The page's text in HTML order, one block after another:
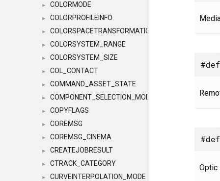
► COLORMODE
► COLORPROFILEINFO
► COLORSPACETRANSFORMATION
► COLORSYSTEM_RANGE
► COLORSYSTEM_SIZE
► COL_CONTACT
► COMMAND_ASSET_STATE
► COMPONENT_SELECTION_MODES
► COPYFLAGS
► COREMSG
► COREMSG_CINEMA
► CREATEJOBRESULT
► CTRACK_CATEGORY
► CURVEINTERPOLATION_MODE
Optic